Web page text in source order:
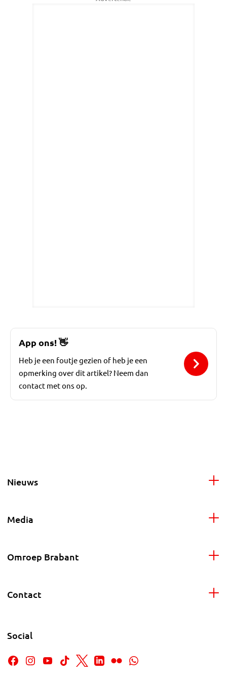
App ons! 👋
Heb je een foutje gezien of heb je een
opmerking over dit artikel? Neem dan
contact met ons op.
Nieuws
Media
Omroep Brabant
Contact
Social